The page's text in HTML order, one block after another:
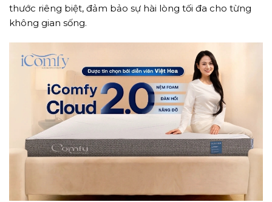
thước riêng biệt, đảm bảo sự hài lòng tối đa cho từng
không gian sống.